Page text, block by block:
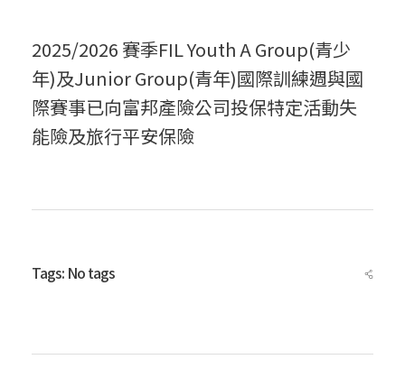
公
告
】
2
0
2
2025/2026 賽季FIL Youth A Group(青少
年)及Junior Group(青年)國際訓練週與國
際賽事已向富邦產險公司投保特定活動失
能險及旅行平安保險
Tags: No tags